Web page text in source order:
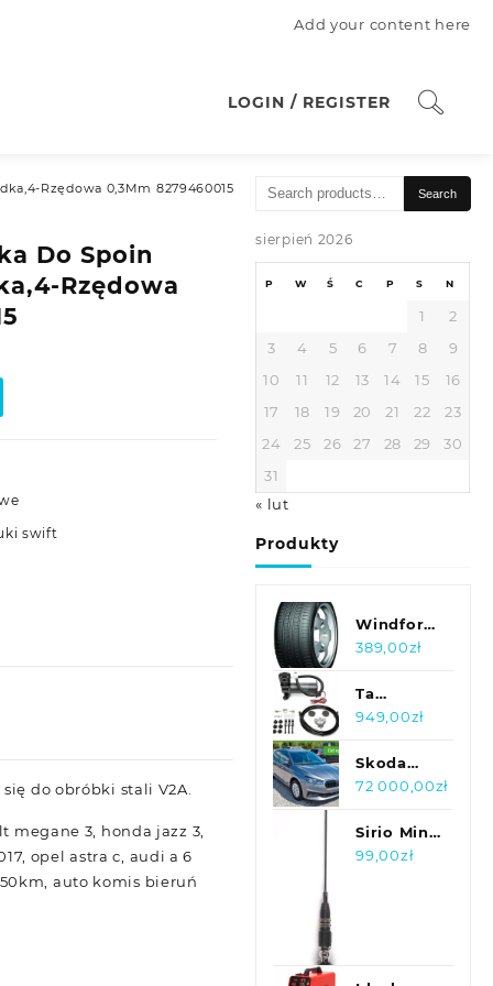
Add your content here
LOGIN / REGISTER
Rzędowa 0,3Mm 8279460015
Do Spoin
Rzędowa
swift
do obróbki stali V2A.
3, honda jazz 3,
opel astra c, audi a 6
auto komis bieruń
Search
Search
sierpień 2026
P W Ś C P S N
1
2
3
4 5 6 7 8
9
10
11 12 13 14 15
16
17
18 19 20 21 22
23
24
25 26 27 28 29
30
31
« lut
Produkty
Windforce
GP100
92T XL
389,00zł
Ta
Technix
Tatechnix
495 Super
Viair
Airide
949,00zł
Skoda
Fabia 1.0
Ambition
72 000,00zł
Sirio Mini
Snake 27
99,00zł